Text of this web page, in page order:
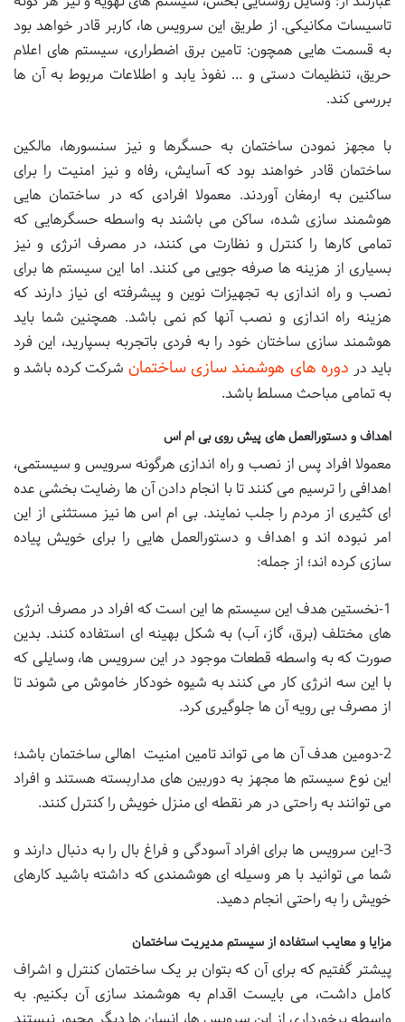
تاسیسات مکانیکی. از طریق این سرویس ها، کاربر قادر خواهد بود
به قسمت هایی همچون: تامین برق اضطراری، سیستم های اعلام
حریق، تنظیمات دستی و … نفوذ یابد و اطلاعات مربوط به آن ها
بررسی کند.
با مجهز نمودن ساختمان به حسگرها و نیز سنسورها، مالکین
ساختمان قادر خواهند بود که آسایش، رفاه و نیز امنیت را برای
ساکنین به ارمغان آوردند. معمولا افرادی که در ساختمان هایی
هوشمند سازی شده، ساکن می باشند به واسطه حسگرهایی که
تمامی کارها را کنترل و نظارت می کنند، در مصرف انرژی و نیز
بسیاری از هزینه ها صرفه جویی می کنند. اما این سیستم ها برای
نصب و راه اندازی به تجهیزات نوین و پیشرفته ای نیاز دارند که
هزینه راه اندازی و نصب آنها کم نمی باشد. همچنین شما باید
هوشمند سازی ساختان خود را به فردی باتجربه بسپارید، این فرد
باید در دوره های هوشمند سازی ساختمان شرکت کرده باشد و
به تمامی مباحث مسلط باشد.
اهداف و دستورالعمل های پیش روی بی ام اس
معمولا افراد پس از نصب و راه اندازی هرگونه سرویس و سیستمی،
اهدافی را ترسیم می کنند تا با انجام دادن آن ها رضایت بخشی عده
ای کثیری از مردم را جلب نمایند. بی ام اس ها نیز مستثنی از این
امر نبوده اند و اهداف و دستورالعمل هایی را برای خویش پیاده
سازی کرده اند؛ از جمله:
1-نخستین هدف این سیستم ها این است که افراد در مصرف انرژی
های مختلف (برق، گاز، آب) به شکل بهینه ای استفاده کنند. بدین
صورت که به واسطه قطعات موجود در این سرویس ها، وسایلی که
با این سه انرژی کار می کنند به شیوه خودکار خاموش می شوند تا
از مصرف بی رویه آن ها جلوگیری کرد.
2-دومین هدف آن ها می تواند تامین امنیت اهالی ساختمان باشد؛
این نوع سیستم ها مجهز به دوربین های مداربسته هستند و افراد
می توانند به راحتی در هر نقطه ای منزل خویش را کنترل کنند.
3-این سرویس ها برای افراد آسودگی و فراغ بال را به دنبال دارند و
شما می توانید با هر وسیله ای هوشمندی که داشته باشید کارهای
خویش را به راحتی انجام دهید.
مزایا و معایباستفادهاز سیستم مدیریت ساختمان
پیشتر گفتیم که برای آن که بتوان بر یک ساختمان کنترل و اشراف
کامل داشت، می بایست اقدام به هوشمند سازی آن بکنیم. به